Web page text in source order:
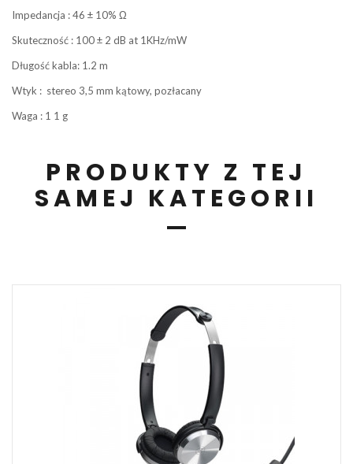
Impedancja : 46 ± 10% Ω
Skuteczność : 100 ± 2 dB at 1KHz/mW
Długość kabla: 1.2 m
Wtyk : stereo 3,5 mm kątowy, pozłacany
Waga : 1 1 g
PRODUKTY Z TEJ
SAMEJ KATEGORII